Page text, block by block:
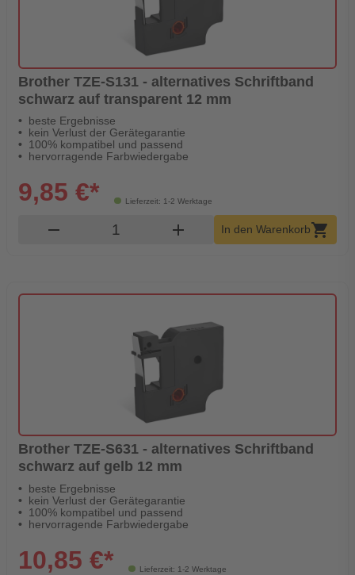
Brother TZE-S131 - alternatives Schriftband
schwarz auf transparent 12 mm
beste Ergebnisse
kein Verlust der Gerätegarantie
100% kompatibel und passend
hervorragende Farbwiedergabe
Lieferzeit: 1-2 Werktage
9,85 €*
remove Produkt Warenkorb Menge
add In den Warenkorbshopping_cart
Brother TZE-S631 - alternatives Schriftband
schwarz auf gelb 12 mm
beste Ergebnisse
kein Verlust der Gerätegarantie
100% kompatibel und passend
hervorragende Farbwiedergabe
Lieferzeit: 1-2 Werktage
10,85 €*